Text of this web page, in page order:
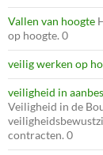
Vallen van hoogte
op hoogte. 0
veilig werken op
veiligheid in
Veiligheid in de
contracten. 0